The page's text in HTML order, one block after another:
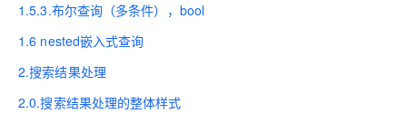
1.5.3.布尔查询（多条件），bool
1.6 nested嵌入式查询
2.搜索结果处理
2.0.搜索结果处理的整体样式